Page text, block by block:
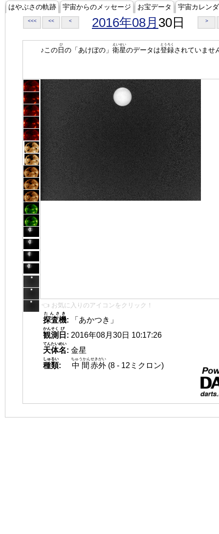
はやぶさの軌跡 宇宙からのメッセージ お宝データ 宇宙カレン
<<< << < 2016年08月 30日 >
♪この日
ひ
の「あけぼの」 衛星
えいせい
のデータは登録
とうろく
されていませ
👈 お気に入りのアイコンをクリック！
探査機
たんさき
:
「あかつき」
観測
かんそく
日
び
: 2016年08月30日 10:17:26
天体名
てんたいめい
: 金星
種類
しゅるい
: 中間
ちゅうかん
赤外
せきがい
(8 - 12ミクロン)